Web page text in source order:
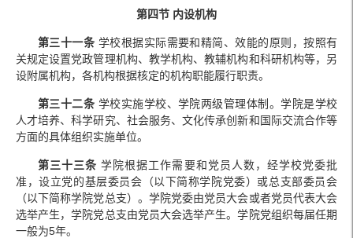
第四节 内设机构
第三十一条 学校根据实际需要和精简、效能的原则，按照有
关规定设置党政管理机构、教学机构、教辅机构和科研机构等，另
设附属机构，各机构根据核定的机构职能履行职责。
第三十二条 学校实施学校、学院两级管理体制。学院是学校
人才培养、科学研究、社会服务、文化传承创新和国际交流合作等
方面的具体组织实施单位。
第三十三条 学院根据工作需要和党员人数，经学校党委批
准，设立党的基层委员会（以下简称学院党委）或总支部委员会
（以下简称学院党总支）。学院党委由党员大会或者党员代表大会
选举产生，学院党总支由党员大会选举产生。学院党组织每届任期
一般为5年。